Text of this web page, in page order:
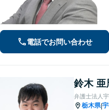
だ
休
電話でお問い合わせ
鈴木 亜
弁護士法人
栃木県|